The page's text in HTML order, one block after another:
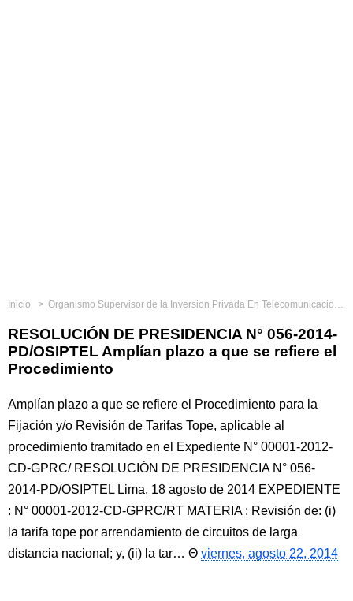
Inicio Organismo Supervisor de la Inversion Privada En Telecomunicaciones
RESOLUCIÓN DE PRESIDENCIA N° 056-2014-
PD/OSIPTEL Amplían plazo a que se refiere el
Procedimiento
Amplían plazo a que se refiere el Procedimiento para la
Fijación y/o Revisión de Tarifas Tope, aplicable al
procedimiento tramitado en el Expediente N° 00001-2012-
CD-GPRC/ RESOLUCIÓN DE PRESIDENCIA N° 056-
2014-PD/OSIPTEL Lima, 18 agosto de 2014 EXPEDIENTE
: N° 00001-2012-CD-GPRC/RT MATERIA : Revisión de: (i)
la tarifa tope por arrendamiento de circuitos de larga
distancia nacional; y, (ii) la tar…
viernes, agosto 22, 2014